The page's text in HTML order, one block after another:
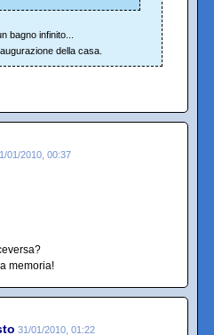
bagno infinito...
della casa.
01/2010, 00:37
memoria!
31/01/2010, 01:22